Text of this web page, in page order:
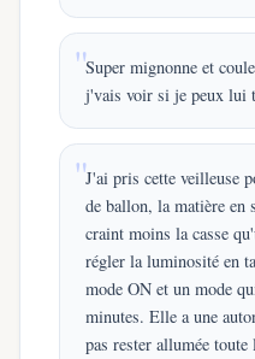
Super mignonne et
j'vais voir si je peux lui
J'ai pris cette veilleuse
de ballon, la matière
craint moins la casse
régler la luminosité en
mode ON et un mode
minutes. Elle a une
pas rester allumée